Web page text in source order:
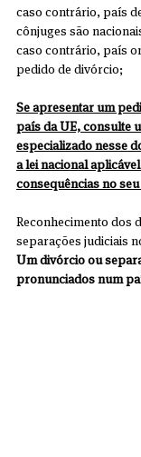
caso contrário, país
cônjuges são
caso contrário, país
pedido de divórcio;
Se apresentar um
país da UE, consulte
especializado nesse
a lei nacional
consequências no
Reconhecimento dos
separações judiciais
Um divórcio ou
pronunciados num